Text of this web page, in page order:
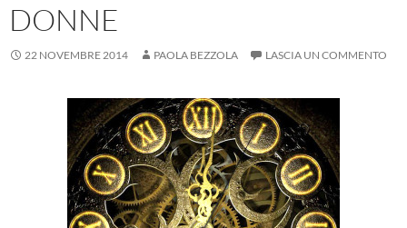
DONNE
22 NOVEMBRE 2014 PAOLA BEZZOLA LASCIA UN COMMENTO